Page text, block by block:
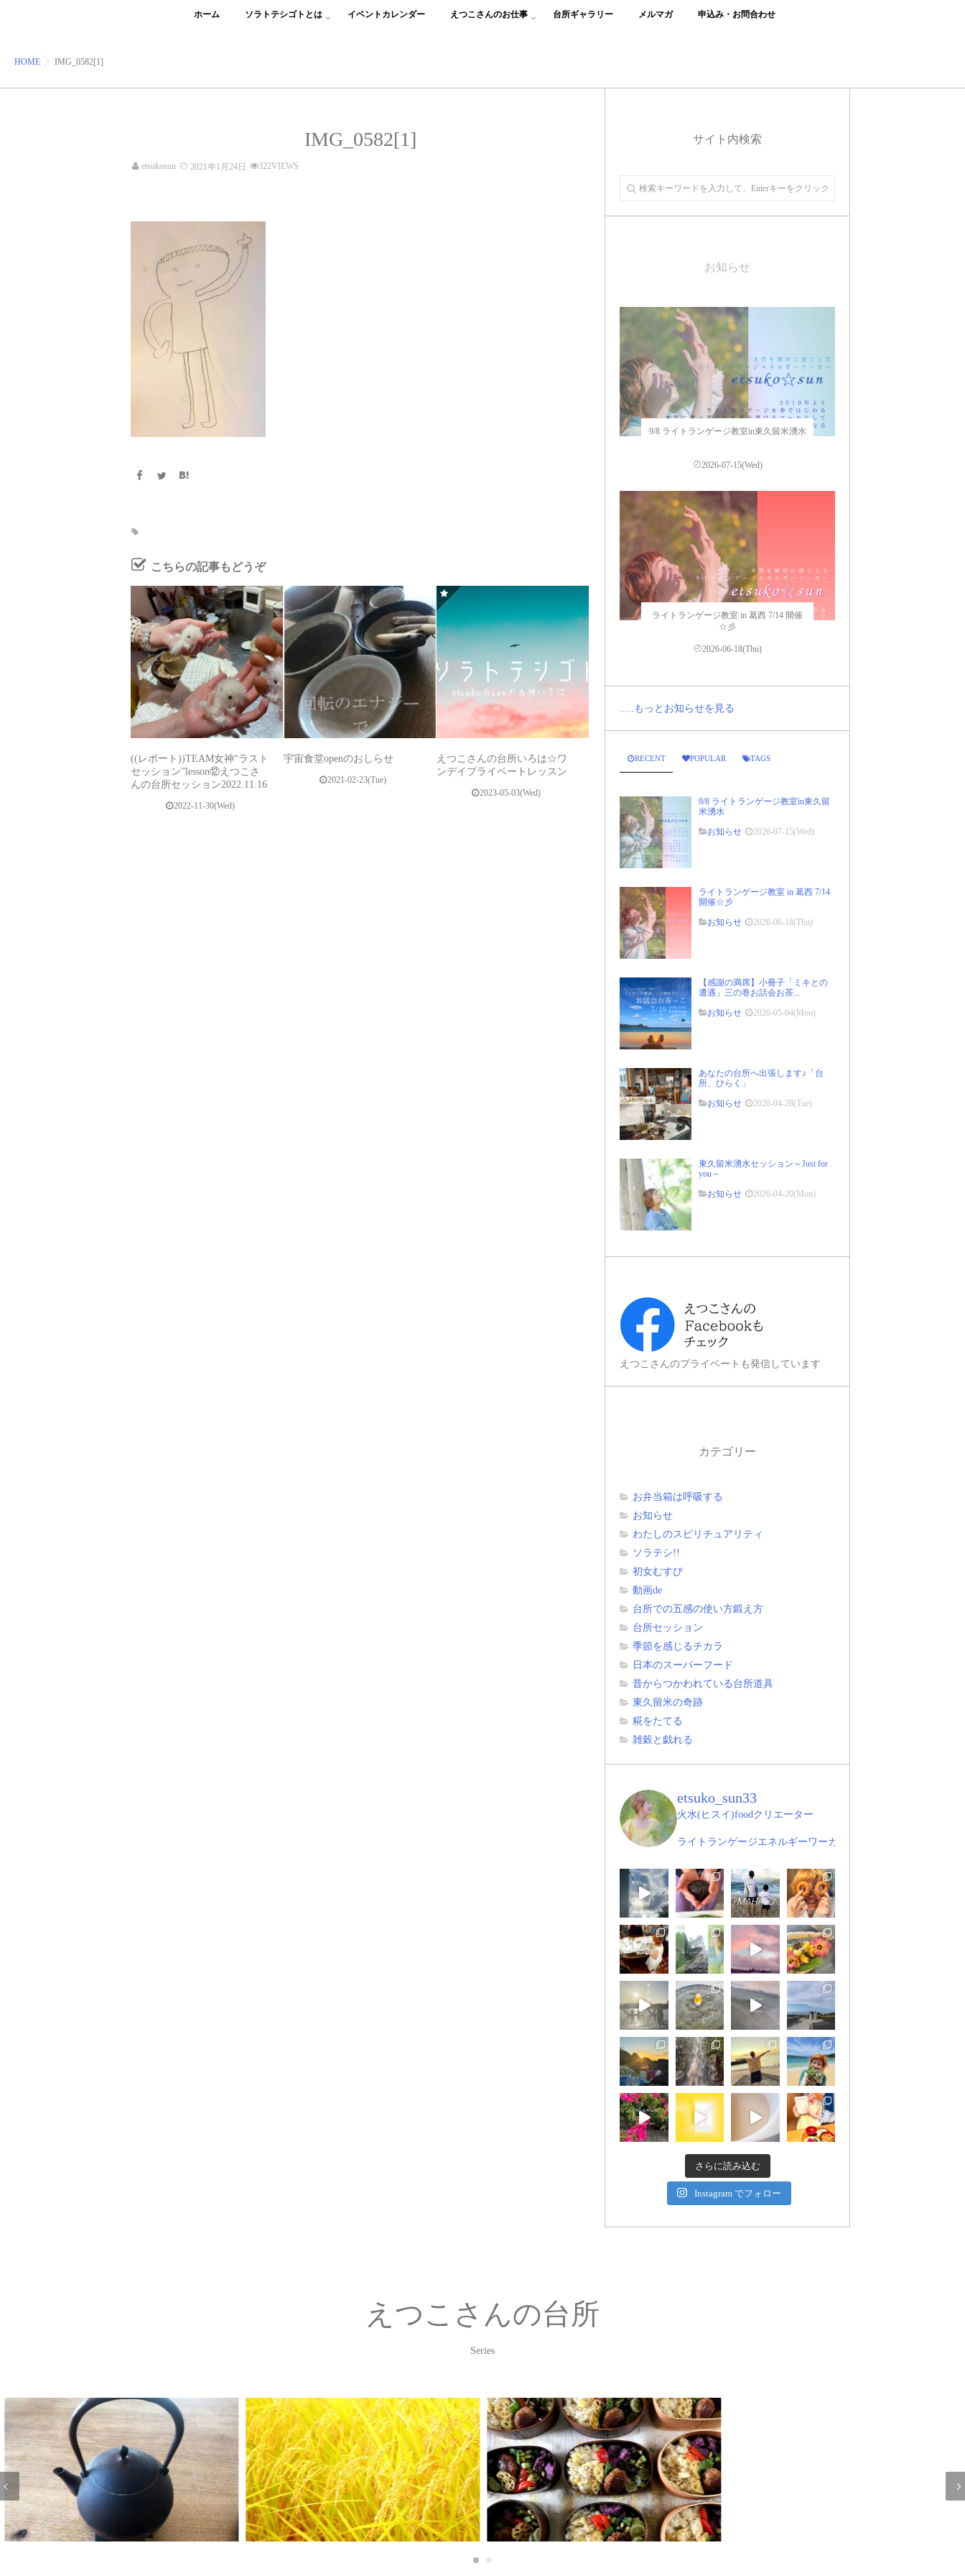
ホーム ソラトテシゴトとは イベントカレンダー えつこさんのお仕事 台所ギャラリー メルマガ 申込み・お問合わせ
HOME IMG_0582[1]
IMG_0582[1]
etsukosun 2021年1月24日 322VIEWS
こちらの記事もどうぞ
((レポート))TEAM女神“ラスト
セッション”lesson⑫えつこさ
んの台所セッション2022.11.16
2022-11-30(Wed)
宇宙食堂openのおしらせ
2021-02-23(Tue)
えつこさんの台所いろは☆ワ
ンデイプライベートレッスン
2023-05-03(Wed)
サイト内検索
お知らせ
9/8 ライトランゲージ教室in東久留米湧水
2026-07-15(Wed)
ライトランゲージ教室 in 葛西 7/14 開催
☆彡
2026-06-18(Thu)
.....もっとお知らせを見る
RECENT POPULAR TAGS
9/8 ライトランゲージ教室in東久留
米湧水
お知らせ
2026-07-15(Wed)
ライトランゲージ教室 in 葛西 7/14
開催☆彡
お知らせ
2026-06-18(Thu)
【感謝の満席】小冊子「ミキとの
遭遇」三の巻お話会お茶...
お知らせ
2026-05-04(Mon)
あなたの台所へ出張します♪「台
所、ひらく」
お知らせ
2026-04-28(Tue)
東久留米湧水セッション～Just for
you～
お知らせ
2026-04-20(Mon)
えつこさんのプライベートも発信しています
カテゴリー
お弁当箱は呼吸する
お知らせ
わたしのスピリチュアリティ
ソラテシ!!
初女むすび
動画de
台所での五感の使い方鍛え方
台所セッション
季節を感じるチカラ
日本のスーパーフード
昔からつかわれている台所道具
東久留米の奇跡
糀をたてる
雑穀と戯れる
etsuko_sun33
火水(ヒスイ)foodクリエーター
ライトランゲージエネルギーワーカー
さらに読み込む
Instagram でフォロー
えつこさんの台所
Series